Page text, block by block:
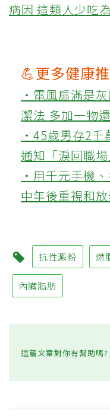
病因 這類人少吃
💪更多健康
‧電風扇滿是
潔法 多加一物
‧45歲男存2千
通知「淚回職
‧用千元手機
中年後重視和
抗性澱粉 燃
內臟脂肪
這篇文章對你有幫助嗎?